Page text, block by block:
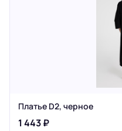
Платье D2, черное
1 443 ₽